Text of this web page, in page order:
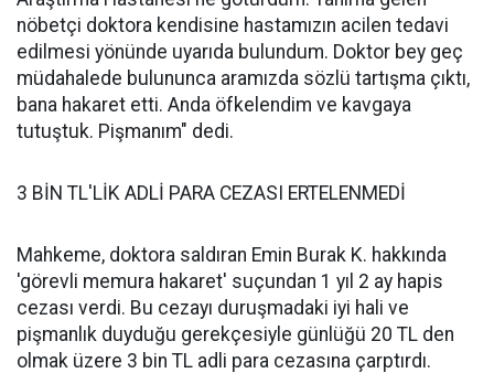
nöbetçi doktora kendisine hastamızın acilen tedavi
edilmesi yönünde uyarıda bulundum. Doktor bey geç
müdahalede bulununca aramızda sözlü tartışma çıktı,
bana hakaret etti. Anda öfkelendim ve kavgaya
tutuştuk. Pişmanım" dedi.
3 BİN TL'LİK ADLİ PARA CEZASI ERTELENMEDİ
Mahkeme, doktora saldıran Emin Burak K. hakkında
'görevli memura hakaret' suçundan 1 yıl 2 ay hapis
cezası verdi. Bu cezayı duruşmadaki iyi hali ve
pişmanlık duyduğu gerekçesiyle günlüğü 20 TL den
olmak üzere 3 bin TL adli para cezasına çarptırdı.